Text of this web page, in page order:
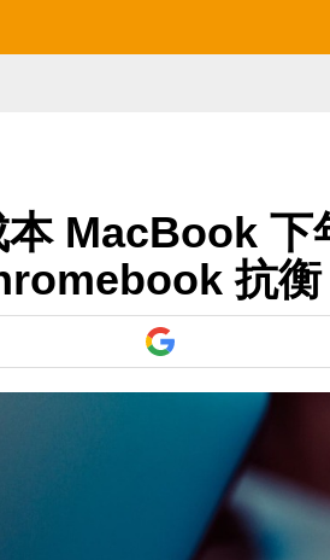
MacBook 下
抗衡